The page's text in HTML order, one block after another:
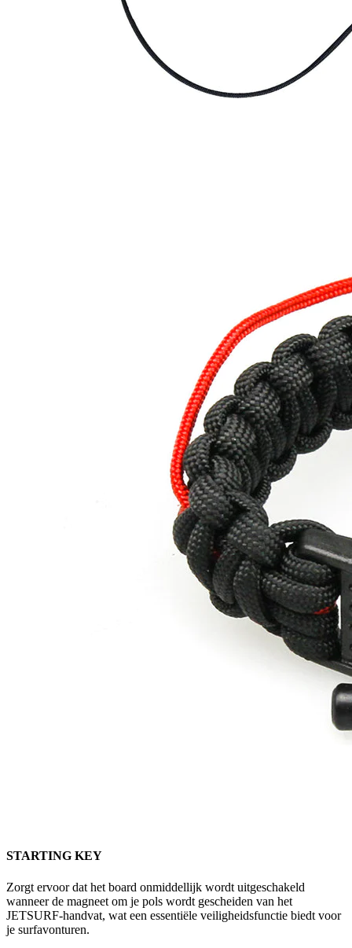
STARTING KEY
Zorgt ervoor dat het board onmiddellijk wordt uitgeschakeld
wanneer de magneet om je pols wordt gescheiden van het
JETSURF-handvat, wat een essentiële veiligheidsfunctie biedt voor
je surfavonturen.